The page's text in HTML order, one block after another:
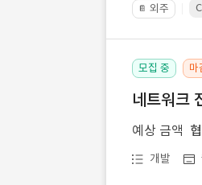
📔 외주
모집 중 마
네트워크
예상 금액
개발